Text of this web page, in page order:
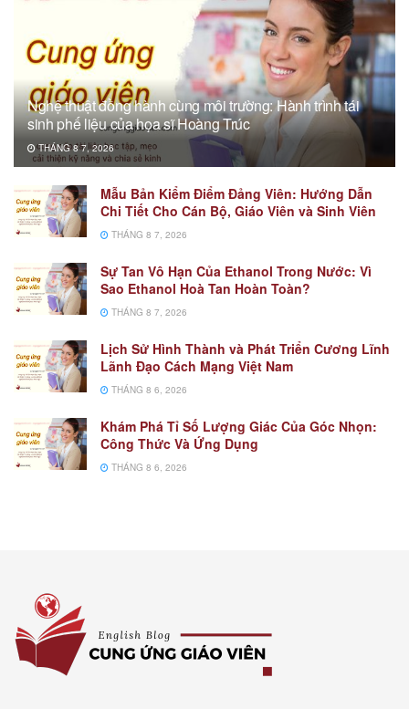
Nghệ thuật đồng hành cùng môi trường: Hành trình tái
sinh phế liệu của họa sĩ Hoàng Trúc
THÁNG 8 7, 2026
Mẫu Bản Kiểm Điểm Đảng Viên: Hướng Dẫn
Chi Tiết Cho Cán Bộ, Giáo Viên và Sinh Viên
THÁNG 8 7, 2026
Sự Tan Vô Hạn Của Ethanol Trong Nước: Vì
Sao Ethanol Hoà Tan Hoàn Toàn?
THÁNG 8 7, 2026
Lịch Sử Hình Thành và Phát Triển Cương Lĩnh
Lãnh Đạo Cách Mạng Việt Nam
THÁNG 8 6, 2026
Khám Phá Tỉ Số Lượng Giác Của Góc Nhọn:
Công Thức Và Ứng Dụng
THÁNG 8 6, 2026